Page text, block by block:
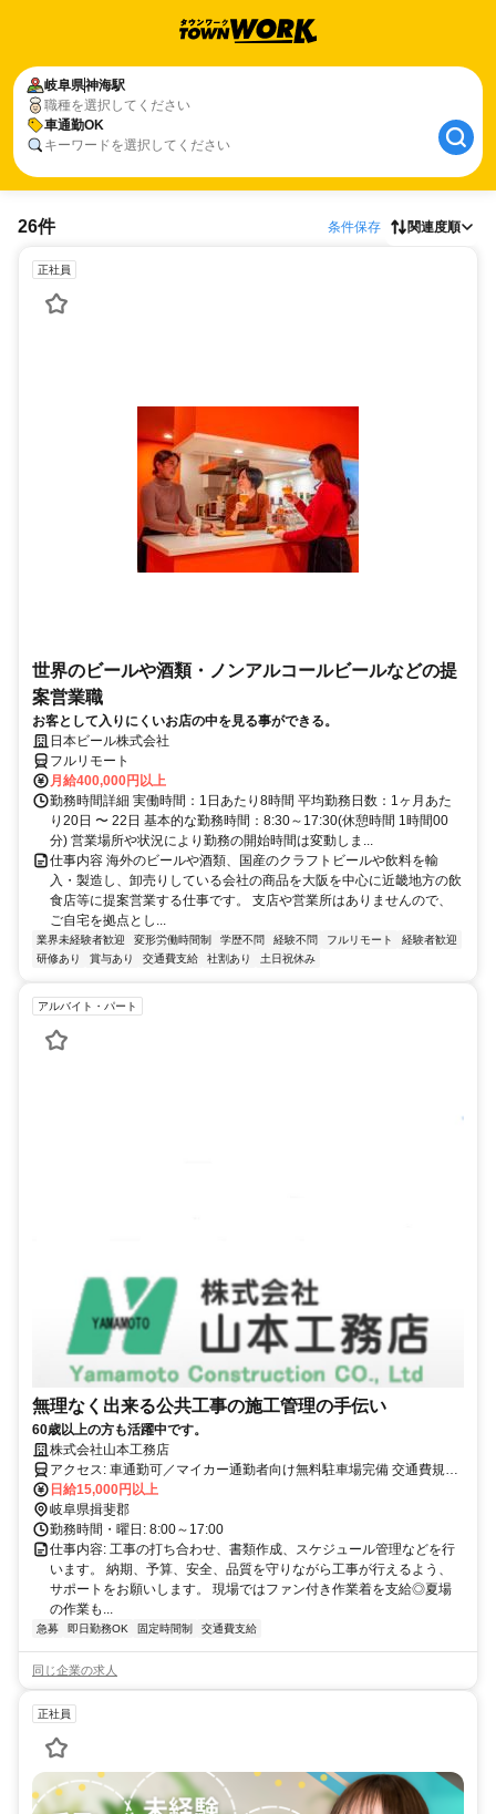
岐阜県神海駅
職種を選択してください
車通勤OK
キーワードを選択してください
26件 条件保存 関連度順
正社員
世界のビールや酒類・ノンアルコールビールなどの提
案営業職
お客として入りにくいお店の中を見る事ができる。
日本ビール株式会社
フルリモート
月給400,000円以上
勤務時間詳細 実働時間：1日あたり8時間 平均勤務日数：1ヶ月あた
り20日 〜 22日 基本的な勤務時間：8:30～17:30(休憩時間 1時間00
分) 営業場所や状況により勤務の開始時間は変動しま...
仕事内容 海外のビールや酒類、国産のクラフトビールや飲料を輸
入・製造し、卸売りしている会社の商品を大阪を中心に近畿地方の飲
食店等に提案営業する仕事です。 支店や営業所はありませんので、
ご自宅を拠点とし...
業界未経験者歓迎 変形労働時間制 学歴不問 経験不問 フルリモート
経験者歓迎
研修あり
賞与あり 交通費支給 社割あり 土日祝休み
アルバイト・パート
無理なく出来る公共工事の施工管理の手伝い
60歳以上の方も活躍中です。
株式会社山本工務店
アクセス: 車通勤可／マイカー通勤者向け無料駐車場完備 交通費規定
支給
日給15,000円以上
岐阜県揖斐郡
勤務時間・曜日: 8:00～17:00
仕事内容: 工事の打ち合わせ、書類作成、スケジュール管理などを行
います。 納期、予算、安全、品質を守りながら工事が行えるよう、
サポートをお願いします。 現場ではファン付き作業着を支給◎夏場
の作業も...
急募 即日勤務OK 固定時間制 交通費支給
同じ企業の求人
正社員